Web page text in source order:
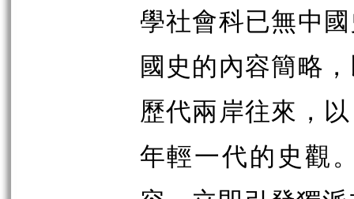
學社會科已無中
國史的內容簡略
歷代兩岸往來，
年輕一代的史觀